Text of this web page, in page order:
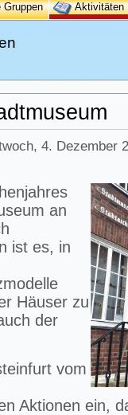
Gruppen Aktivitäten
4. Dezember
an
ist es, in
Häuser zu
der
vom
Aktionen ein,